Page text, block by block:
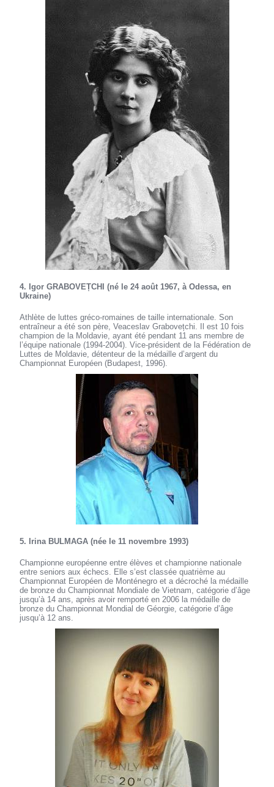
4. Igor GRABOVEȚCHI (né le 24 août 1967, à Odessa, en
Ukraine)
Athlète de luttes gréco-romaines de taille internationale. Son
entraîneur a été son père, Veaceslav Grabovețchi. Il est 10 fois
champion de la Moldavie, ayant été pendant 11 ans membre de
l’équipe nationale (1994-2004). Vice-président de la Fédération de
Luttes de Moldavie, détenteur de la médaille d’argent du
Championnat Européen (Budapest, 1996).
5. Irina BULMAGA (née le 11 novembre 1993)
Championne européenne entre élèves et championne nationale
entre seniors aux échecs. Elle s’est classée quatrième au
Championnat Européen de Monténegro et a décroché la médaille
de bronze du Championnat Mondiale de Vietnam, catégorie d’âge
jusqu’à 14 ans, après avoir remporté en 2006 la médaille de
bronze du Championnat Mondial de Géorgie, catégorie d’âge
jusqu’à 12 ans.